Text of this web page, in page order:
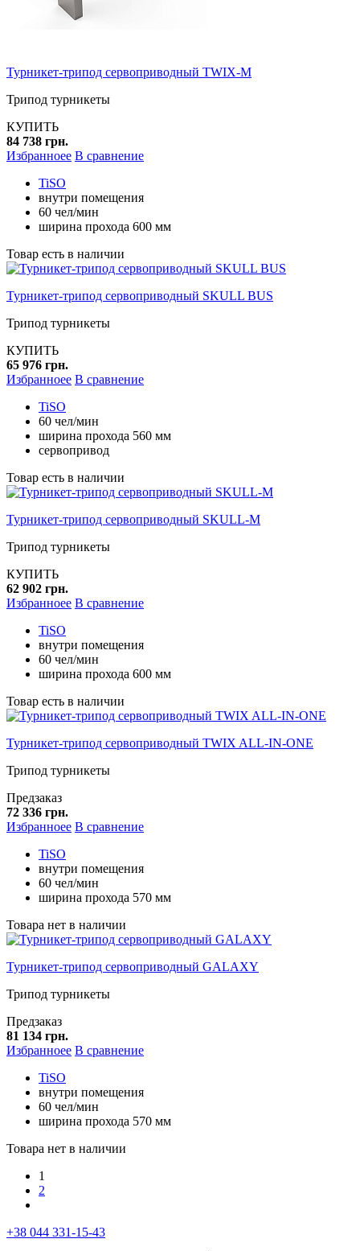
Турникет-трипод сервоприводный TWIX-M
Трипод турникеты
КУПИТЬ
84 738 грн.
Избранноее В сравнение
TiSO
внутри помещения
60 чел/мин
ширина прохода 600 мм
Товар есть в наличии
Турникет-трипод сервоприводный SKULL BUS
Трипод турникеты
КУПИТЬ
65 976 грн.
Избранноее В сравнение
TiSO
60 чел/мин
ширина прохода 560 мм
сервопривод
Товар есть в наличии
Турникет-трипод сервоприводный SKULL-M
Трипод турникеты
КУПИТЬ
62 902 грн.
Избранноее В сравнение
TiSO
внутри помещения
60 чел/мин
ширина прохода 600 мм
Товар есть в наличии
Турникет-трипод сервоприводный TWIX ALL-IN-ONE
Трипод турникеты
Предзаказ
72 336 грн.
Избранноее В сравнение
TiSO
внутри помещения
60 чел/мин
ширина прохода 570 мм
Товара нет в наличии
Турникет-трипод сервоприводный GALAXY
Трипод турникеты
Предзаказ
81 134 грн.
Избранноее В сравнение
TiSO
внутри помещения
60 чел/мин
ширина прохода 570 мм
Товара нет в наличии
1
2
+38 044 331-15-43